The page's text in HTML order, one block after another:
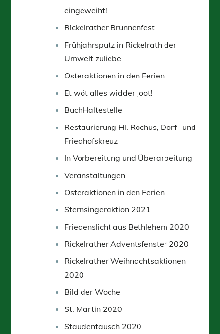
eingeweiht!
Rickelrather Brunnenfest
Frühjahrsputz in Rickelrath der
Umwelt zuliebe
Osteraktionen in den Ferien
Et wöt alles widder joot!
BuchHaltestelle
Restaurierung Hl. Rochus, Dorf- und
Friedhofskreuz
In Vorbereitung und Überarbeitung
Veranstaltungen
Osteraktionen in den Ferien
Sternsingeraktion 2021
Friedenslicht aus Bethlehem 2020
Rickelrather Adventsfenster 2020
Rickelrather Weihnachtsaktionen
2020
Bild der Woche
St. Martin 2020
Staudentausch 2020